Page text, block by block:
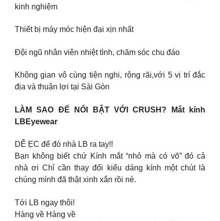
kinh nghiệm
Thiết bị máy móc hiện đại xịn nhất
Đội ngũ nhân viên nhiệt tình, chăm sóc chu đáo
Không gian vô cùng tiện nghi, rộng rãi,với 5 vị trí đắc
địa và thuận lợi tại Sài Gòn
LÀM SAO ĐỂ NỔI BẬT VỚI CRUSH? Mắt kính
LBEyewear
DỄ ẸC để đó nhà LB ra tay!!
Bạn không biết chứ Kính mắt “nhỏ mà có võ” đó cả
nhà ơi Chỉ cần thay đổi kiểu dáng kính một chút là
chúng mình đã thật xinh xắn rồi nè.
Tới LB ngay thôi!
Hàng về Hàng về